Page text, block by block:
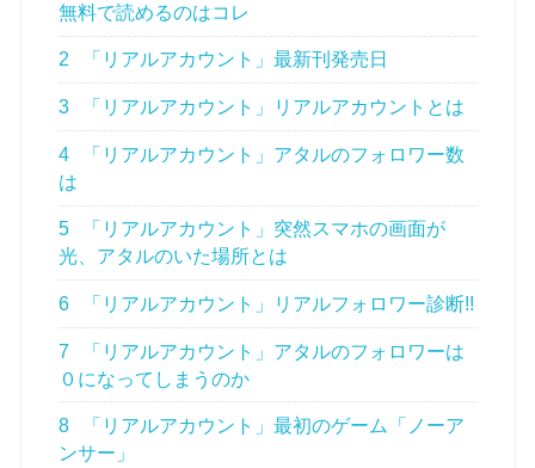
無料で読めるのはコレ
2 「リアルアカウント」最新刊発売日
3 「リアルアカウント」リアルアカウントとは
4
「リアルアカウント」アタルのフォロワー数
は
5
「リアルアカウント」突然スマホの画面が
光、アタルのいた場所とは
6 「リアルアカウント」リアルフォロワー診断!!
7
「リアルアカウント」アタルのフォロワーは
０になってしまうのか
8
「リアルアカウント」最初のゲーム「ノーア
ンサー」